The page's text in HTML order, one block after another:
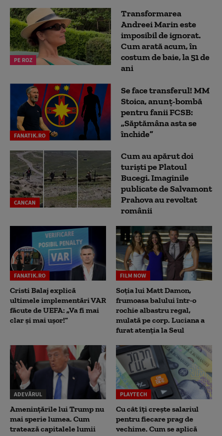
PE ROZ
Transformarea
Andreei Marin este
imposibil de ignorat.
Cum arată acum, în
costum de baie, la 51 de
ani
FANATIK.RO
Se face transferul! MM
Stoica, anunț-bombă
pentru fanii FCSB:
„Săptămâna asta se
închide”
CANCAN
Cum au apărut doi
turiști pe Platoul
Bucegi. Imaginile
publicate de Salvamont
Prahova au revoltat
românii
FANATIK.RO
Cristi Balaj explică
ultimele implementări VAR
făcute de UEFA: „Va fi mai
clar și mai ușor!”
FILM NOW
Soția lui Matt Damon,
frumoasa balului într-o
rochie albastru regal,
mulată pe corp. Luciana a
furat atenția la Seul
ADEVĂRUL
Amenințările lui Trump nu
mai sperie lumea. Cum
tratează capitalele lumii
PLAYTECH
Cu cât îți crește salariul
pentru fiecare prag de
vechime. Cum se aplică